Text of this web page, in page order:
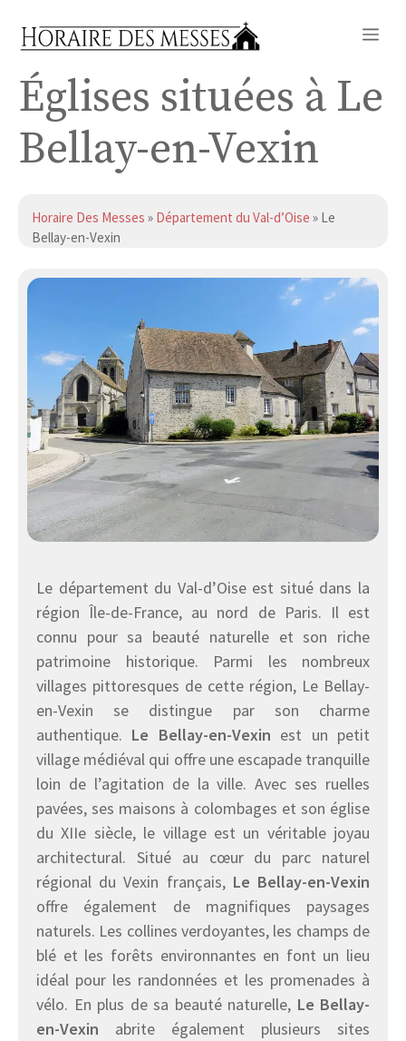
Églises situées à Le
Bellay-en-Vexin
Horaire Des Messes » Département du Val-d’Oise » Le
Bellay-en-Vexin
Le département du Val-d’Oise est situé dans la
région Île-de-France, au nord de Paris. Il est
connu pour sa beauté naturelle et son riche
patrimoine historique. Parmi les nombreux
villages pittoresques de cette région, Le Bellay-
en-Vexin se distingue par son charme
authentique. Le Bellay-en-Vexin est un petit
village médiéval qui offre une escapade tranquille
loin de l’agitation de la ville. Avec ses ruelles
pavées, ses maisons à colombages et son église
du XIIe siècle, le village est un véritable joyau
architectural. Situé au cœur du parc naturel
régional du Vexin français, Le Bellay-en-Vexin
offre également de magnifiques paysages
naturels. Les collines verdoyantes, les champs de
blé et les forêts environnantes en font un lieu
idéal pour les randonnées et les promenades à
vélo. En plus de sa beauté naturelle, Le Bellay-
en-Vexin abrite également plusieurs sites